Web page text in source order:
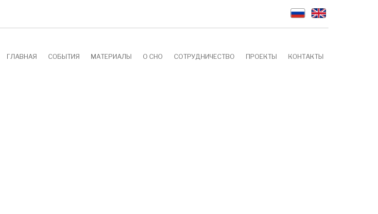
ГЛАВНАЯ СОБЫТИЯ МАТЕРИАЛЫ О СНО СОТРУДНИЧЕСТВО ПРОЕКТЫ КОНТАКТЫ